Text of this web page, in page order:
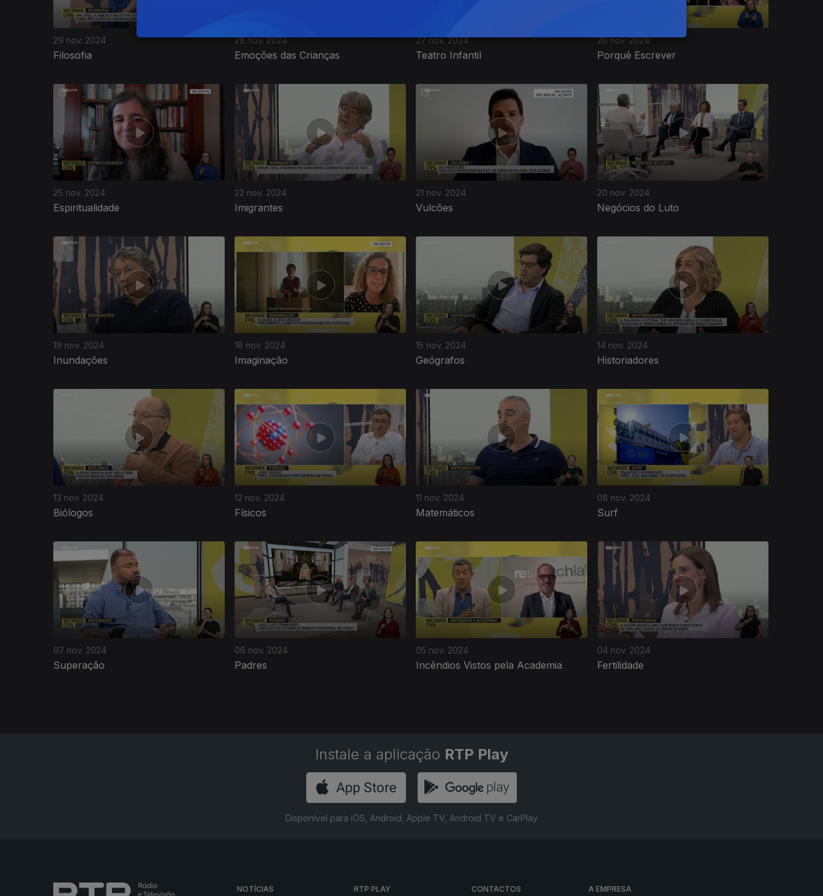
29 nov. 2024
Filosofia
28 nov. 2024
Emoções das Crianças
27 nov. 2024
Teatro Infantil
26 nov. 2024
Porquê Escrever
25 nov. 2024
Espiritualidade
22 nov. 2024
Imigrantes
21 nov. 2024
Vulcões
20 nov. 2024
Negócios do Luto
810074
19 nov. 2024
Inundações
18 nov. 2024
Imaginação
15 nov. 2024
Geógrafos
14 nov. 2024
Historiadores
13 nov. 2024
Biólogos
12 nov. 2024
Físicos
11 nov. 2024
Matemáticos
08 nov. 2024
Surf
07 nov. 2024
Superação
06 nov. 2024
Padres
05 nov. 2024
Incêndios Vistos pela Academia
04 nov. 2024
Fertilidade
806119
Instale a aplicação RTP Play
Disponível para iOS, Android, Apple TV, Android TV e CarPlay
NOTÍCIAS RTP PLAY CONTACTOS A EMPRESA